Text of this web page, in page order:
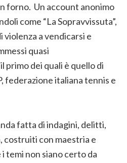
forno. Un account anonimo
come “La Sopravvissuta”,
a vendicarsi e
quasi
primo dei quali è quello di
federazione italiana tennis e
fatta di indagini, delitti,
costruiti con maestria e
temi non siano certo da